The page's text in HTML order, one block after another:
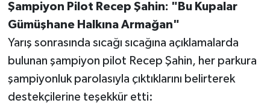
Şampiyon Pilot Recep Şahin: "Bu Kupalar
Gümüşhane Halkına Armağan"
Yarış sonrasında sıcağı sıcağına açıklamalarda
bulunan şampiyon pilot Recep Şahin, her parkura
şampiyonluk parolasıyla çıktıklarını belirterek
destekçilerine teşekkür etti: